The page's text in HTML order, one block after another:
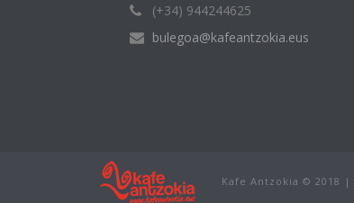
(+34) 944244625
bulegoa@kafeantzokia.eus
Kafe Antzokia © 2018 |